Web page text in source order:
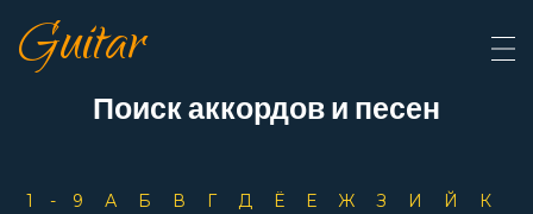
Guitar
Поиск аккордов и песен
1-9 А Б В Г Д Ё Е Ж З И Й
К